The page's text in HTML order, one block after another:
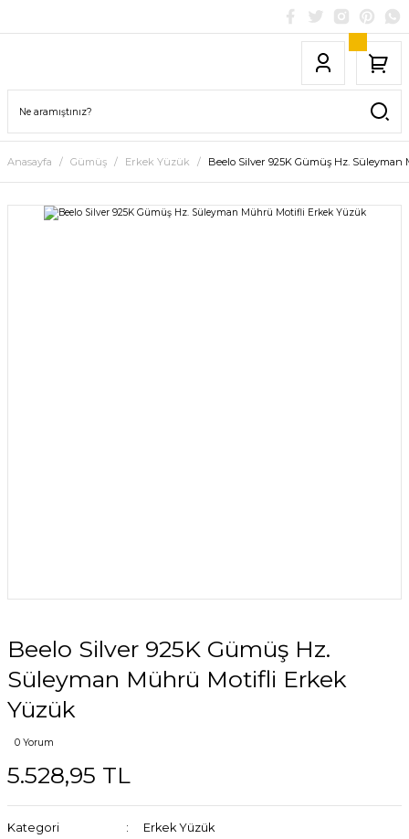
Anasayfa Gümüş Erkek Yüzük Beelo Silver 925K Gümüş Hz.
Beelo Silver 925K Gümüş Hz.
Süleyman Mührü Motifli Erkek
Yüzük
0 Yorum
5.528,95 TL
Kategori
Erkek Yüzük